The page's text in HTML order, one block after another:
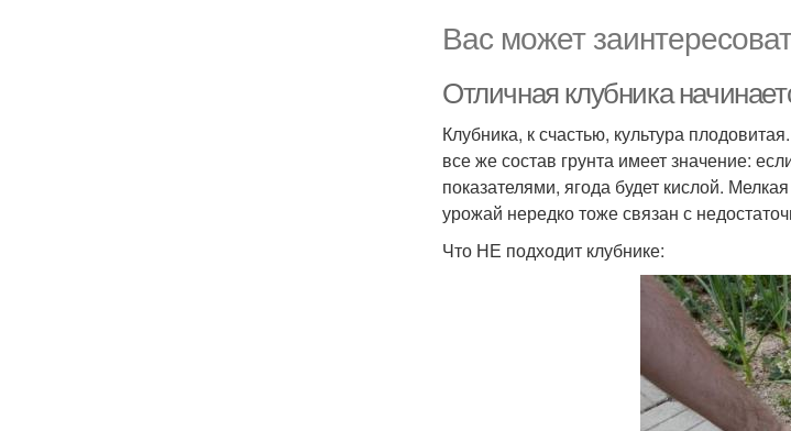
Вас может
Отличная клубника
Клубника, к счастью, культура
все же состав грунта имеет значение:
показателями, ягода будет кислой.
урожай нередко тоже связан с
Что НЕ подходит клубнике: